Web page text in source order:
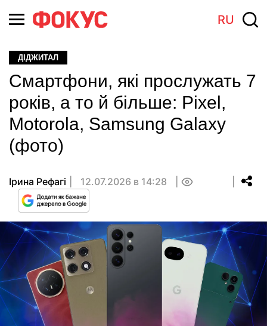
RU
ДІДЖИТАЛ
Смартфони, які прослужать 7
років, а то й більше: Pixel,
Motorola, Samsung Galaxy
(фото)
Ірина Рефагі 12.07.2026 в 14:28